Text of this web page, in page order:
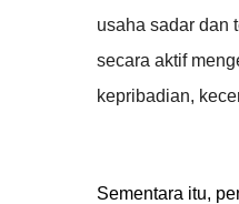
usaha sadar dan
secara aktif
kepribadian,
Sementara itu,